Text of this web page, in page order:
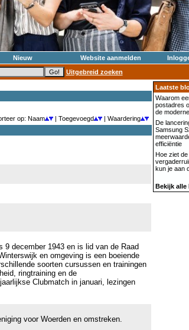
Nieuw Website aanmelden
Uitgebreid zoeken
op: Naam | Toegevoegd
| Waardering
december 1943 en is lid van de Raad
en omgeving is een boeiende
soorten cursussen en trainingen
ringtraining en de
Clubmatch in januari, lezingen
voor Woerden en omstreken.
Laatste
Waarom
postadres
de
De
Samsung
efficiëntie
Hoe ziet de
kun je aan
Bekijk alle